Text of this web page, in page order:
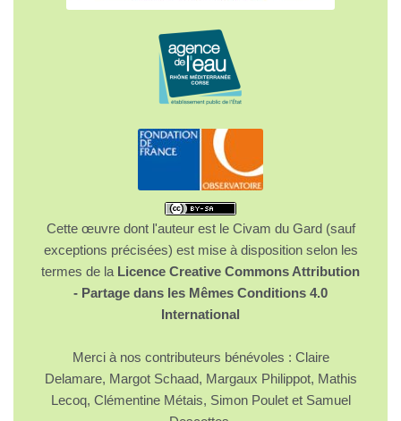
Cette œuvre dont l'auteur est le Civam du Gard (sauf
exceptions précisées) est mise à disposition selon les
termes de la Licence Creative Commons Attribution
- Partage dans les Mêmes Conditions 4.0
International
Merci à nos contributeurs bénévoles : Claire
Delamare, Margot Schaad, Margaux Philippot, Mathis
Lecoq, Clémentine Métais, Simon Poulet et Samuel